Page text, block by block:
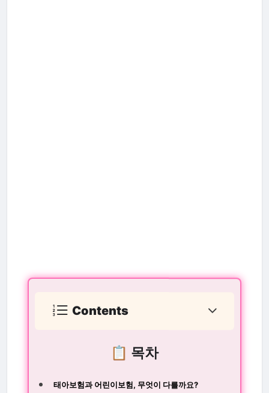
Contents
📋 목차
태아보험과 어린이보험, 무엇이 다를까요?